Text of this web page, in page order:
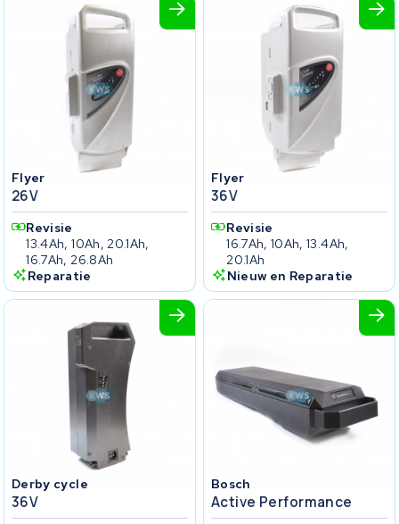
Flyer
26V
Revisie
13.4Ah, 10Ah, 20.1Ah,
16.7Ah, 26.8Ah
Reparatie
Flyer
36V
Revisie
16.7Ah, 10Ah, 13.4Ah,
20.1Ah
Nieuw en Reparatie
Derby cycle
36V
Bosch
Active Performance